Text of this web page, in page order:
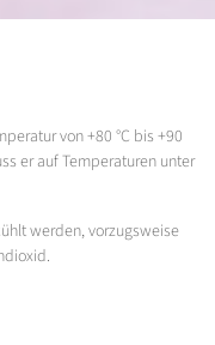
von +80 °C bis +90
er auf Temperaturen unter
werden, vorzugsweise